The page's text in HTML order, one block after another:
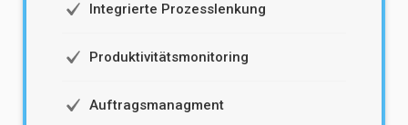
Integrierte Prozesslenkung
Produktivitätsmonitoring
Auftragsmanagment